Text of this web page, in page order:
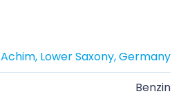
Achim, Lower Saxony, Germany
Benzin